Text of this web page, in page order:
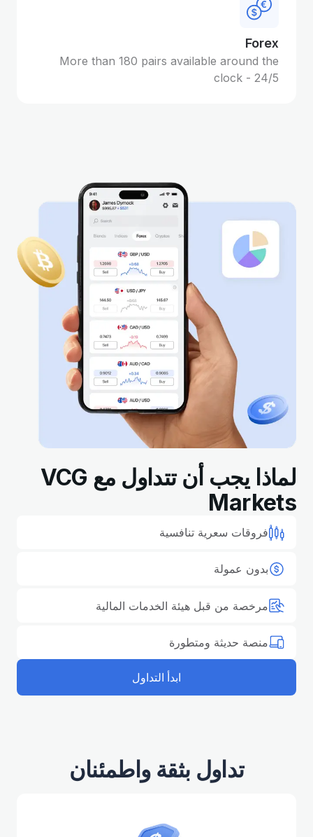
Forex
More than 180 pairs available around the
clock - 24/5
لماذا يجب أن تتداول مع VCG
Markets
فروقات سعرية تنافسية
بدون عمولة
مرخصة من قبل هيئة الخدمات المالية
منصة حديثة ومتطورة
ابدأ التداول
تداول بثقة واطمئنان